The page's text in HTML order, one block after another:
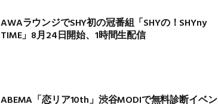
AWAラウンジでSHY初の冠番組「SHYの！SHYny
TIME」8月24日開始、1時間生配信
ABEMA「恋リア10th」渋谷MODIで無料診断イベン